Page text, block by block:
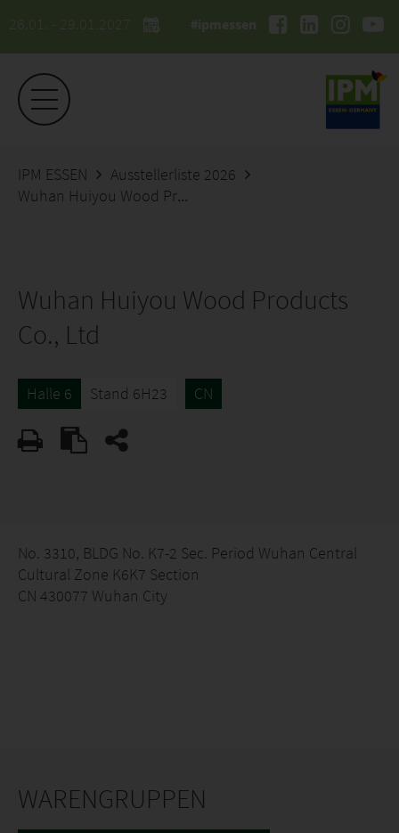
26.01. - 29.01.2027 #ipmessen
IPM ESSEN
Ausstellerliste 2026
Wuhan Huiyou Wood Products Co., Ltd
Wuhan Huiyou Wood Products
Co., Ltd
Halle 6 Stand 6H23 CN
No. 3310, BLDG No. K7-2 Sec. Period Wuhan Central
Cultural Zone K6K7 Section
CN 430077 Wuhan City
WARENGRUPPEN